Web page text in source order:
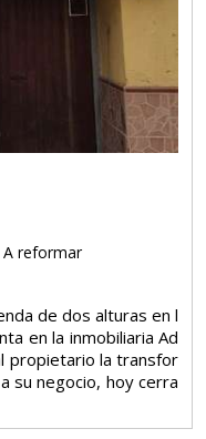
A reformar
de dos alturas en l
en la inmobiliaria Ad
propietario la transfor
su negocio, hoy cerra